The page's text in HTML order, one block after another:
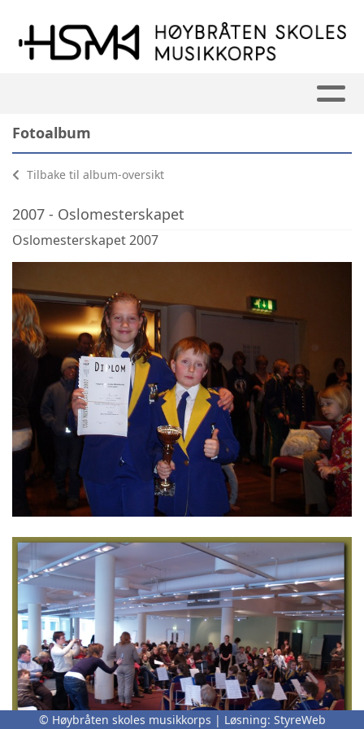
Fotoalbum
Tilbake til album-oversikt
2007 - Oslomesterskapet
Oslomesterskapet 2007
© Høybråten skoles musikkorps | Løsning: StyreWeb